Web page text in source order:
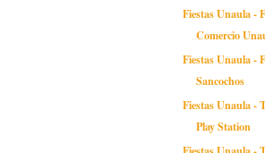
Fiestas Unaula -
Comercio
Fiestas Unaula -
Sancochos
Fiestas Unaula -
Play Station